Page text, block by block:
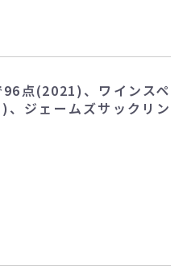
点(2021)、ワインスペ
ジェームズサックリン